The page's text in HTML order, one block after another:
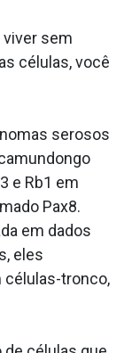
sem
células, você
serosos
e Rb1 em
Pax8.
em dados
eles
células-tronco,